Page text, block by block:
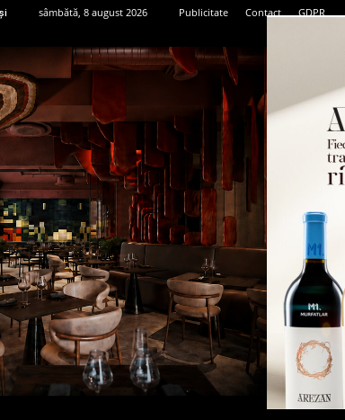
sâmbătă, 8 august 2026 Publicitate Contact GDPR